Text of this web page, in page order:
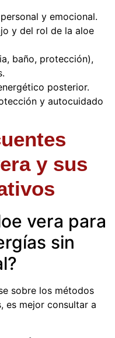
y emocional.
y del rol de la aloe
baño, protección),
posterior.
y autocuidado
y sus
vera para
sin
sobre los métodos
es mejor consultar a